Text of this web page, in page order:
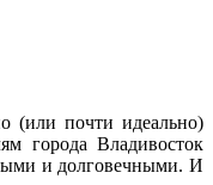
(или почти идеально)
города Владивосток
и долговечными. И